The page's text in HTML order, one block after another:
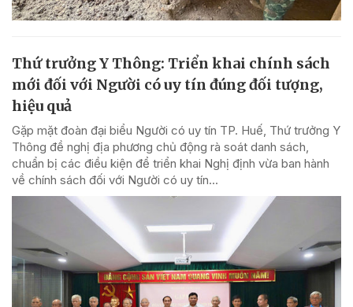
Thứ trưởng Y Thông: Triển khai chính sách
mới đối với Người có uy tín đúng đối tượng,
hiệu quả
Gặp mặt đoàn đại biểu Người có uy tín TP. Huế, Thứ trưởng Y
Thông đề nghị địa phương chủ động rà soát danh sách,
chuẩn bị các điều kiện để triển khai Nghị định vừa ban hành
về chính sách đối với Người có uy tín...